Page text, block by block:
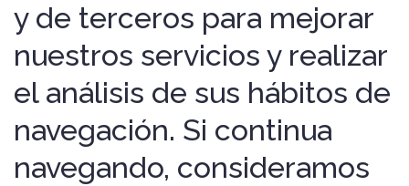
y de terceros para mejorar
nuestros servicios y realizar
el análisis de sus hábitos de
navegación. Si continua
navegando, consideramos